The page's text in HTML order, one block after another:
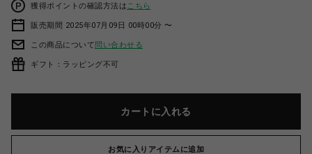
獲得ポイントの確認方法は こちら
販売期間 2025年07月09日 00時00分 〜
この商品について問い合わせる
ギフト：ラッピング不可
カートに入れる
お気に入りアイテムに追加